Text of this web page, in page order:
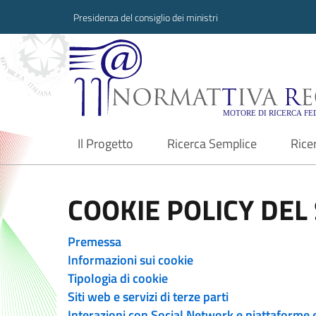
Presidenza del consiglio dei ministri
Normattiva
Il Progetto
current Ricerca Semplice
COOKIE POLICY
Premessa
Informazioni sui cookie
Tipologia di cookie
Siti web e servizi di terze parti